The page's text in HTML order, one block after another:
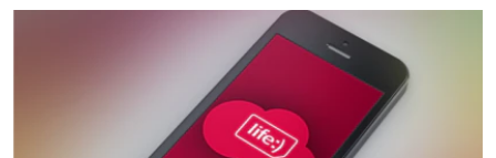
ВІДЕОУРОКИ «ELIFBE»
ЯК ОБІЙТИ БЛОКУВАННЯ